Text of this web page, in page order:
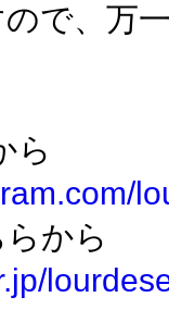
で、万
ら
から